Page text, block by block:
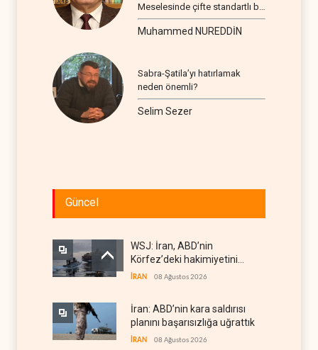
Meselesinde çifte standartlı bir
seyir
Muhammed NUREDDİN
Sabra-Şatila’yı hatırlamak
neden önemli?
Selim Sezer
Güncel
WSJ: İran, ABD’nin
Körfez’deki hakimiyetini
sona erdiriyor
İRAN 08 Ağustos 2026
İran: ABD’nin kara saldırısı
planını başarısızlığa uğrattık
İRAN 08 Ağustos 2026